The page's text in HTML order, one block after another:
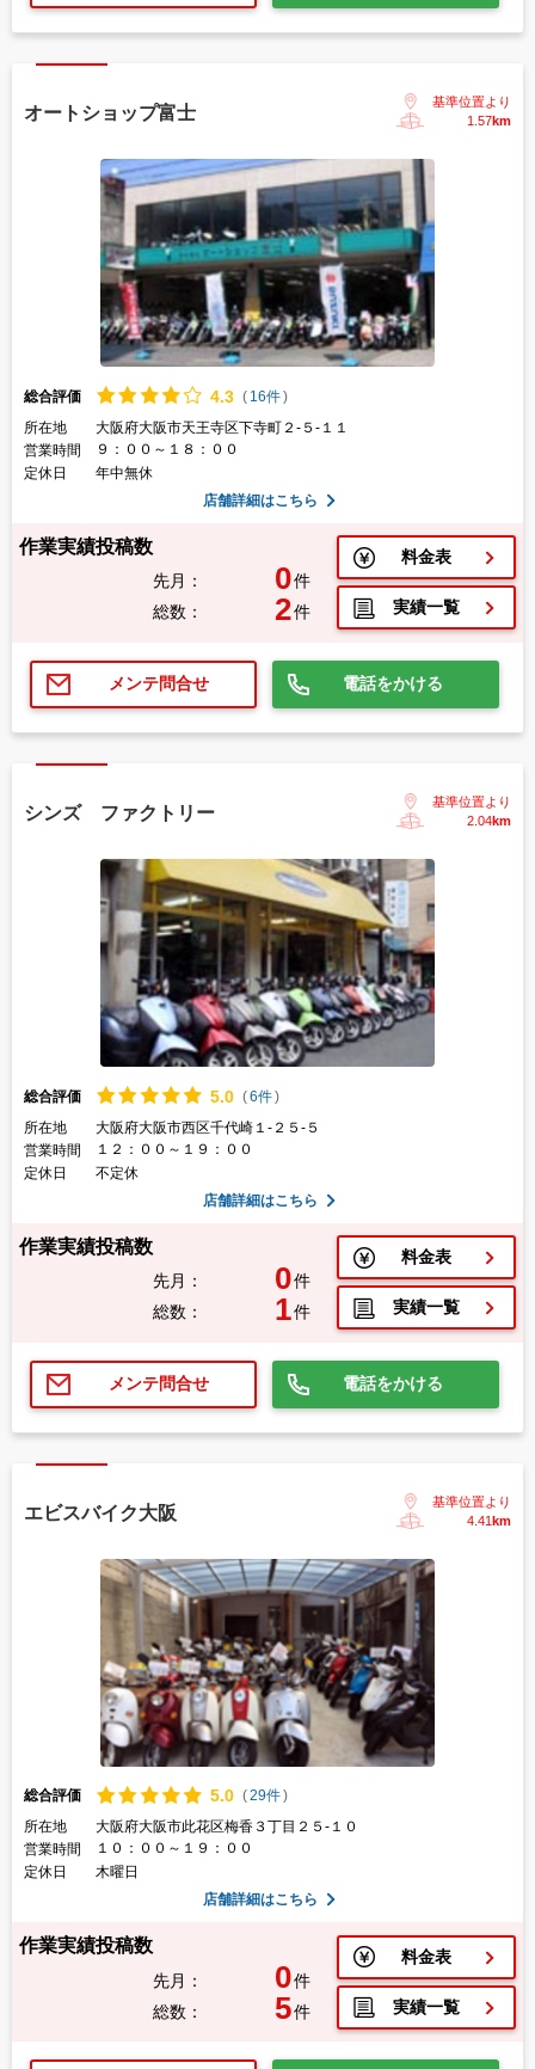
オートショップ富士
基準位置より
1.57km
総合評価 4.3 ( 16件)
所在地
大阪府大阪市天王寺区下寺町２-５-１１
営業時間
９：００～１８：００
定休日
年中無休
店舗詳細はこちら
作業実績投稿数
先月： 0件
総数：
2件
料金表
実績一覧
メンテ問合せ 電話をかける
シンズ ファクトリー
基準位置より
2.04km
総合評価 5.0 (6件)
所在地
大阪府大阪市西区千代崎１-２５-５
営業時間
１２：００～１９：００
定休日
不定休
店舗詳細はこちら
作業実績投稿数
先月： 0件
総数：
1件
料金表
実績一覧
メンテ問合せ 電話をかける
エビスバイク大阪
基準位置より
4.41km
総合評価 5.0 (29件)
所在地
大阪府大阪市此花区梅香３丁目２５-１０
営業時間
１０：００～１９：００
定休日
木曜日
店舗詳細はこちら
作業実績投稿数
先月： 0件
総数：
5件
料金表
実績一覧